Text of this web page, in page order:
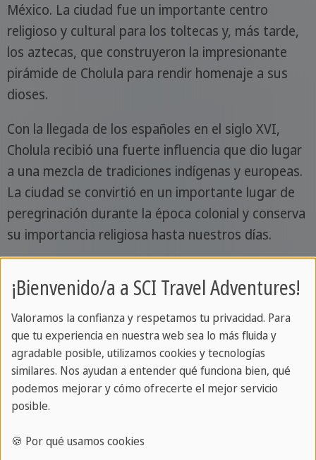
México. La ciudad fue un importante centro
religioso y cultural para los toltecas y, más tarde,
los aztecas, que construyeron la impresionante
pirámide de Cholula para rendir homenaje a sus
dioses.
Con la llegada de los españoles en el siglo XVI,
Cholula recibió una fuerte influencia que dio lugar
a una mezcla de tradiciones indígenas y europeas.
La ciudad se convirtió en un importante lugar de
peregrinación durante la época colonial y conserva
su importancia religiosa hasta nuestros días.
Cultura de Cholula
La cultura de Cholula está fuertemente marcada
por las tradiciones indígenas y la herencia colonial.
La ciudad es conocida por sus impresionantes
iglesias, especialmente la de Nuestra Señora de los
Remedios, que se alza en lo alto de la pirámide.
¡Bienvenido/a a SCI Travel Adventures!
Valoramos la confianza y respetamos tu privacidad. Para
que tu experiencia en nuestra web sea lo más fluida y
agradable posible, utilizamos cookies y tecnologías
similares. Nos ayudan a entender qué funciona bien, qué
podemos mejorar y cómo ofrecerte el mejor servicio
posible.
🍪 Por qué usamos cookies